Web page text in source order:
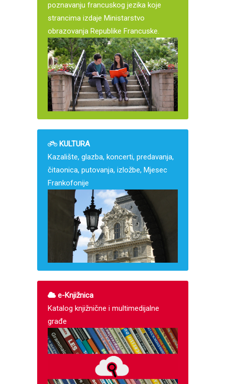
poznavanju francuskog jezika koje
strancima izdaje Ministarstvo
obrazovanja Republike Francuske.
KULTURA
Kazalište, glazba, koncerti, predavanja,
čitaonica, putovanja, izložbe, Mjesec
Frankofonije
e-Knjižnica
Katalog knjižnične i multimedijalne
građe